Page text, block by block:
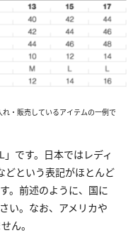
・販売しているアイテムの一例で
です。日本ではレディ
どという表記がほとんど
。前述のように、国に
い。なお、アメリカや
ん。